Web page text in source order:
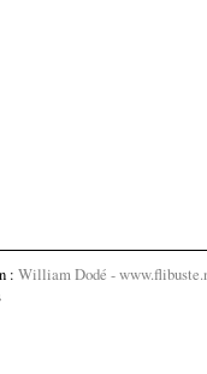
: William Dodé -